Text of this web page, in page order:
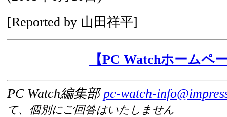
[Reported by 山田祥平]
【PC Watchホームペ
PC Watch編集部pc-watch-
て、個別にご回答はいたしません